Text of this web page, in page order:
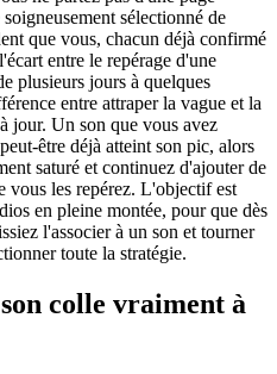
sélectionné de
que vous, chacun déjà confirmé
entre le repérage d'une
plusieurs jours à quelques
entre attraper la vague et la
jour. Un son que vous avez
être déjà atteint son pic, alors
saturé et continuez d'ajouter de
vous les repérez. L'objectif est
en pleine montée, pour que dès
l'associer à un son et tourner
toute la stratégie.
colle vraiment à